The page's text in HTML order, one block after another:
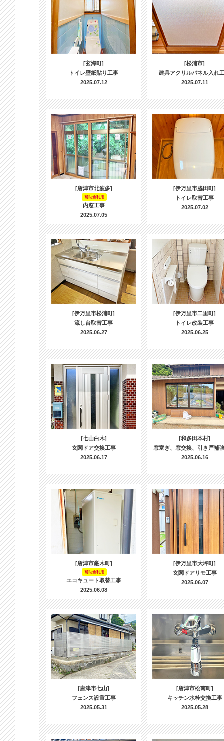
[玄海町]
トイレ壁紙貼り工事
2025.07.12
[松浦市]
建具アクリルパネル入れ
2025.07.11
[唐津市北波多]
補助金利用
内窓工事
2025.07.05
[伊万里市脇田町]
トイレ取替工事
2025.07.02
[伊万里市松浦町]
流し台取替工事
2025.06.27
[伊万里市二里町]
トイレ改装工事
2025.06.25
[七山白木]
玄関ドア交換工事
2025.06.17
[和多田本村]
窓塞ぎ、窓交換、引き戸補
2025.06.16
[唐津市厳木町]
補助金利用
エコキュート取替工事
2025.06.08
[伊万里市大坪町]
玄関ドアリモ工事
2025.06.07
[唐津市七山]
フェンス設置工事
2025.05.31
[唐津市松南町]
キッチン水栓交換工事
2025.05.28